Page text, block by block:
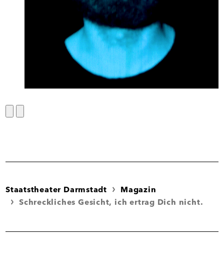
Staatstheater Darmstadt
Magazin
Schreckliches Gesicht, ich ertrag Dich nicht.